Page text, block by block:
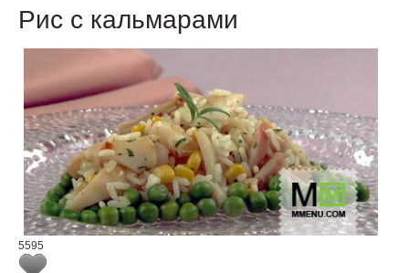
Рис с кальмарами
5595